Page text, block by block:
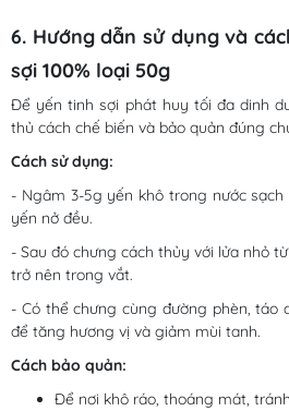
6. Hướng dẫn sử dụng và
sợi 100% loại 50g
Để yến tinh sợi phát huy tối đa dinh
thủ cách chế biến và bảo quản đúng
Cách sử dụng:
- Ngâm 3-5g yến khô trong nước
yến nở đều.
- Sau đó chưng cách thủy với lửa nhỏ
trở nên trong vắt.
- Có thể chưng cùng đường phèn, táo
để tăng hương vị và giảm mùi tanh.
Cách bảo quản:
Để nơi khô ráo, thoáng mát,